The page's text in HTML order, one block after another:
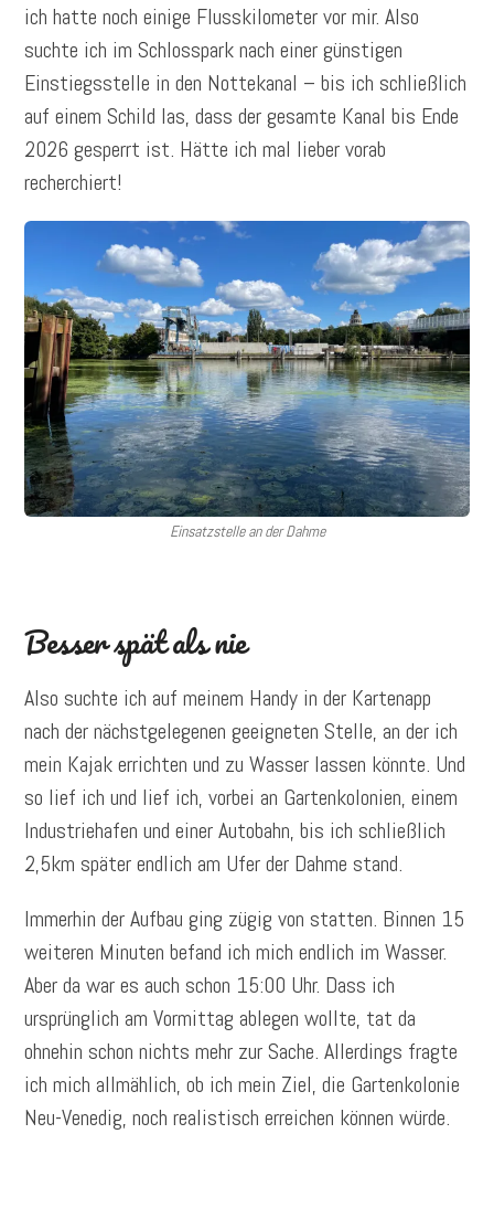
ich hatte noch einige Flusskilometer vor mir. Also
suchte ich im Schlosspark nach einer günstigen
Einstiegsstelle in den Nottekanal – bis ich schließlich
auf einem Schild las, dass der gesamte Kanal bis Ende
2026 gesperrt ist. Hätte ich mal lieber vorab
recherchiert!
Einsatzstelle an der Dahme
Besser spät als nie
Also suchte ich auf meinem Handy in der Kartenapp
nach der nächstgelegenen geeigneten Stelle, an der ich
mein Kajak errichten und zu Wasser lassen könnte. Und
so lief ich und lief ich, vorbei an Gartenkolonien, einem
Industriehafen und einer Autobahn, bis ich schließlich
2,5km später endlich am Ufer der Dahme stand.
Immerhin der Aufbau ging zügig von statten. Binnen 15
weiteren Minuten befand ich mich endlich im Wasser.
Aber da war es auch schon 15:00 Uhr. Dass ich
ursprünglich am Vormittag ablegen wollte, tat da
ohnehin schon nichts mehr zur Sache. Allerdings fragte
ich mich allmählich, ob ich mein Ziel, die Gartenkolonie
Neu-Venedig, noch realistisch erreichen können würde.